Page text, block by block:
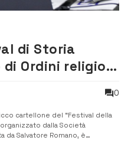
di Storia
Ordini religiosi
0
cartellone del “Festival della
dalla Società
da Salvatore Romano, è